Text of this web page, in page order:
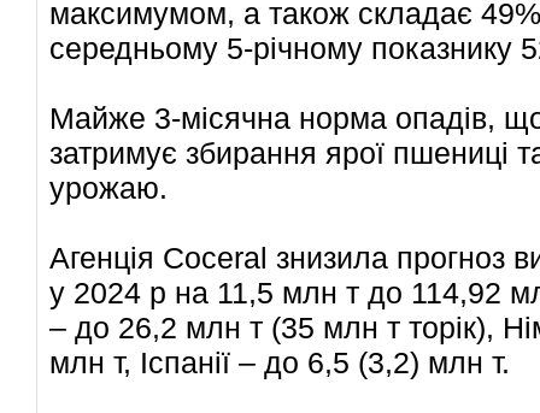
максимумом, а також складає
середньому 5-річному показнику
Майже 3-місячна норма опадів,
затримує збирання ярої пшениці
урожаю.
Агенція Coceral знизила прогноз
у 2024 р на 11,5 млн т до 114,92
– до 26,2 млн т (35 млн т торік),
млн т, Іспанії – до 6,5 (3,2) млн т.